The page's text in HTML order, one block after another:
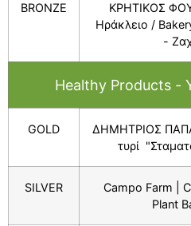
BRONZE
ΚΡΗΤΙΚΟΣ
Ηράκλειο /
-
Healthy Products -
GOLD
ΔΗΜΗΤΡΙΟΣ
τυρί
SILVER
Campo Farm |
Plant